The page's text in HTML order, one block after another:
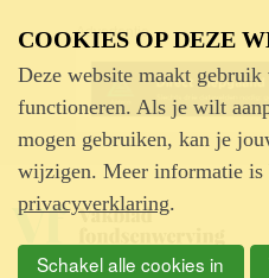
Advertentie
COOKIES OP DEZE
Deze website maakt
functioneren. Als je wilt
mogen gebruiken, kan je
wijzigen. Meer informatie is
privacyverklaring.
Schakel alle cookies in